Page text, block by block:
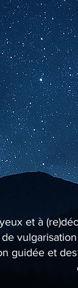
et à
guidée et